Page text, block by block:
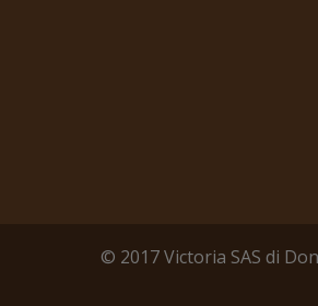
© 2017 Victoria SAS di